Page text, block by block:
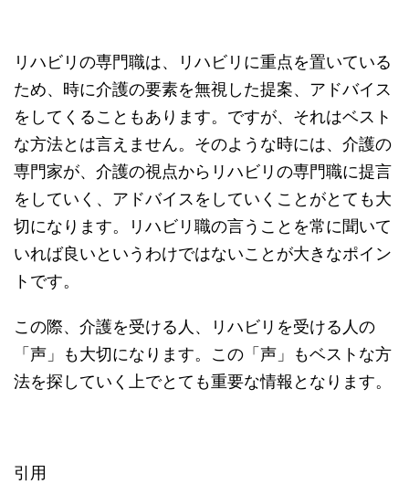
リハビリの専門職は、リハビリに重点を置いている
ため、時に介護の要素を無視した提案、アドバイス
をしてくることもあります。ですが、それはベスト
な方法とは言えません。そのような時には、介護の
専門家が、介護の視点からリハビリの専門職に提言
をしていく、アドバイスをしていくことがとても大
切になります。リハビリ職の言うことを常に聞いて
いれば良いというわけではないことが大きなポイン
トです。
この際、介護を受ける人、リハビリを受ける人の
「声」も大切になります。この「声」もベストな方
法を探していく上でとても重要な情報となります。
引用